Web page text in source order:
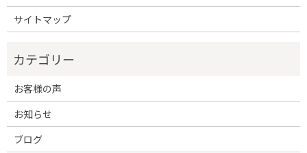
サイトマップ
お客様の声
お知らせ
ブログ